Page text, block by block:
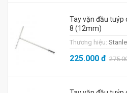
Tay vặn đầu tuýp
8 (12mm)
Thương hiệu:
225.000đ